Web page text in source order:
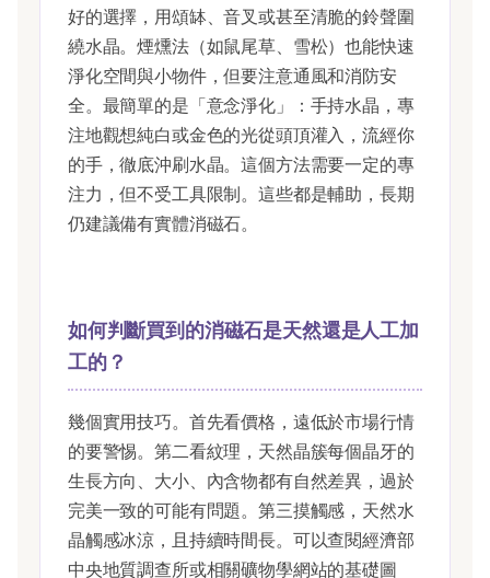
好的選擇，用頌缽、音叉或甚至清脆的鈴聲圍
繞水晶。煙燻法（如鼠尾草、雪松）也能快速
淨化空間與小物件，但要注意通風和消防安
全。最簡單的是「意念淨化」：手持水晶，專
注地觀想純白或金色的光從頭頂灌入，流經你
的手，徹底沖刷水晶。這個方法需要一定的專
注力，但不受工具限制。這些都是輔助，長期
仍建議備有實體消磁石。
如何判斷買到的消磁石是天然還是人工加
工的？
幾個實用技巧。首先看價格，遠低於市場行情
的要警惕。第二看紋理，天然晶簇每個晶牙的
生長方向、大小、內含物都有自然差異，過於
完美一致的可能有問題。第三摸觸感，天然水
晶觸感冰涼，且持續時間長。可以查閱經濟部
中央地質調查所或相關礦物學網站的基礎圖